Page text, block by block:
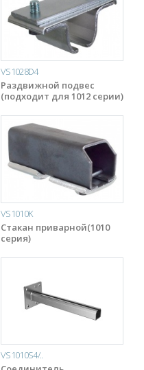
VS1028D4
Раздвижной подвес
(подходит для 1012 серии)
VS1010K
Стакан приварной(1010
серия)
VS1010S4/..